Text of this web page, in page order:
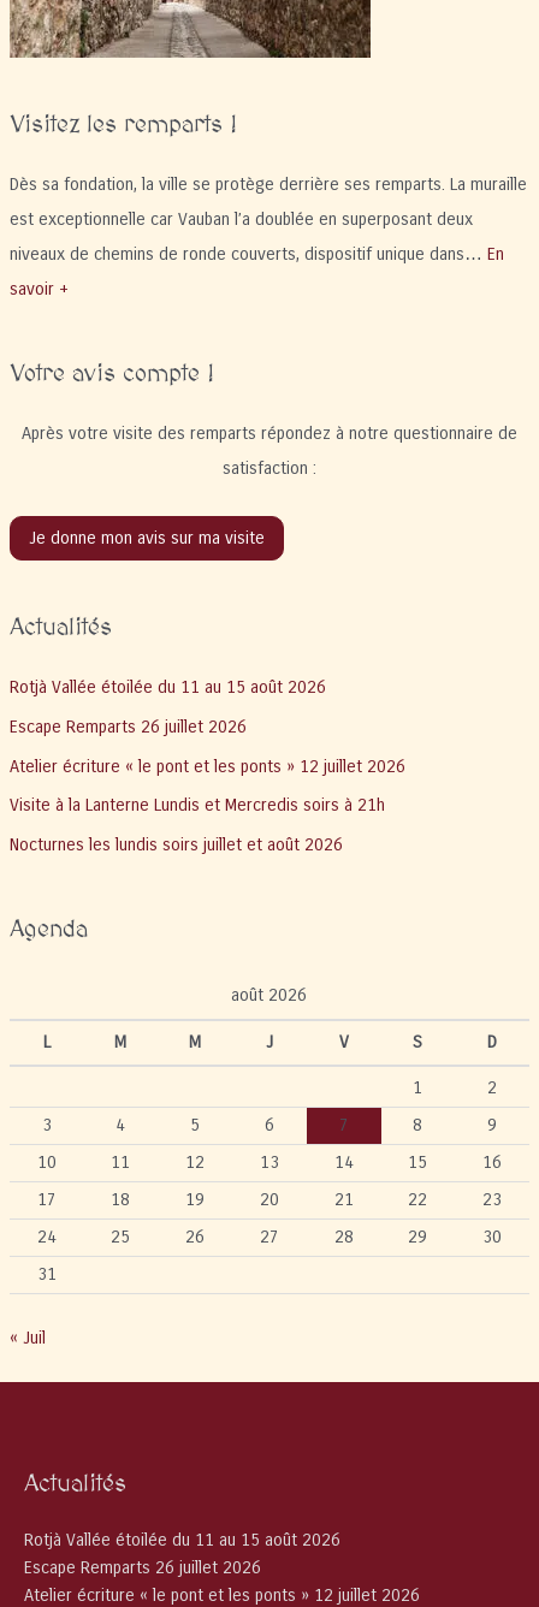
Visitez les remparts !
Dès sa fondation, la ville se protège derrière ses remparts. La muraille
est exceptionnelle car Vauban l’a doublée en superposant deux
niveaux de chemins de ronde couverts, dispositif unique dans… En
savoir +
Votre avis compte !
Après votre visite des remparts répondez à notre questionnaire de
satisfaction :
Je donne mon avis sur ma visite
Actualités
Rotjà Vallée étoilée du 11 au 15 août 2026
Escape Remparts 26 juillet 2026
Atelier écriture « le pont et les ponts » 12 juillet 2026
Visite à la Lanterne Lundis et Mercredis soirs à 21h
Nocturnes les lundis soirs juillet et août 2026
Agenda
août 2026
L M M J V S D
1
2
3
4 5 6 7 8
9
10
11 12 13 14 15
16
17
18 19 20 21 22
23
24
25 26 27 28 29
30
31
« Juil
Actualités
Rotjà Vallée étoilée du 11 au 15 août 2026
Escape Remparts 26 juillet 2026
Atelier écriture « le pont et les ponts » 12 juillet 2026